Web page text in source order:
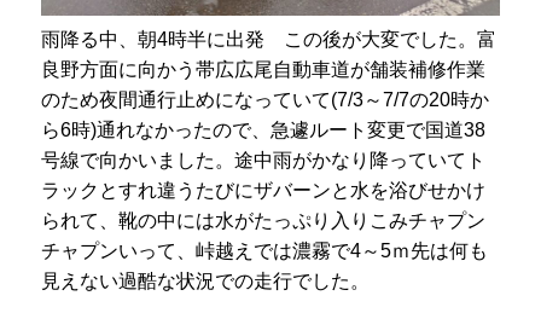
雨降る中、朝4時半に出発 この後が大変でした。富
良野方面に向かう帯広広尾自動車道が舗装補修作業
のため夜間通行止めになっていて(7/3～7/7の20時か
ら6時)通れなかったので、急遽ルート変更で国道38
号線で向かいました。途中雨がかなり降っていてト
ラックとすれ違うたびにザバーンと水を浴びせかけ
られて、靴の中には水がたっぷり入りこみチャプン
チャプンいって、峠越えでは濃霧で4～5ｍ先は何も
見えない過酷な状況での走行でした。